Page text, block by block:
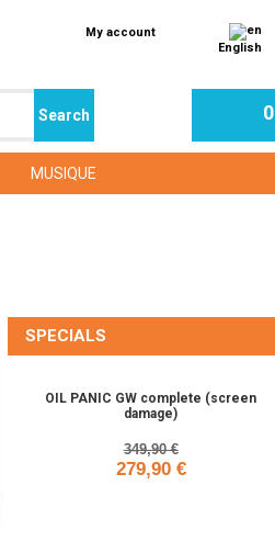
My account
English
0
MUSIQUE
SPECIALS
OIL PANIC GW complete (screen
damage)
349,90 €
279,90 €